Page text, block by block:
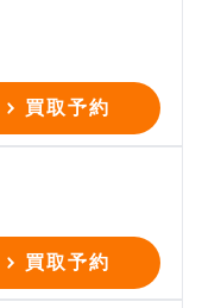
買取予約
買取予約